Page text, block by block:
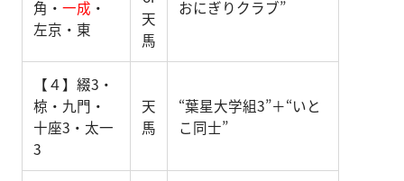
角・ 一成 ・
左京・東
天
馬
おにぎりクラブ”
【４】綴3・
椋・九門・
十座3・太一
3
天
馬
“葉星大学組3”＋“いと
こ同士”